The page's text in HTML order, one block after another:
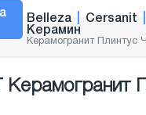
Belleza Cersanit
Керамин
Керамогранит Плинтус
Керамогранит